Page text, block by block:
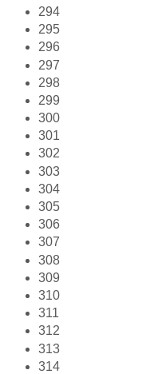
294
295
296
297
298
299
300
301
302
303
304
305
306
307
308
309
310
311
312
313
314